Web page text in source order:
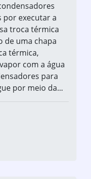
por executar a
troca térmica
de uma chapa
térmica,
com a água
para
por meio da...